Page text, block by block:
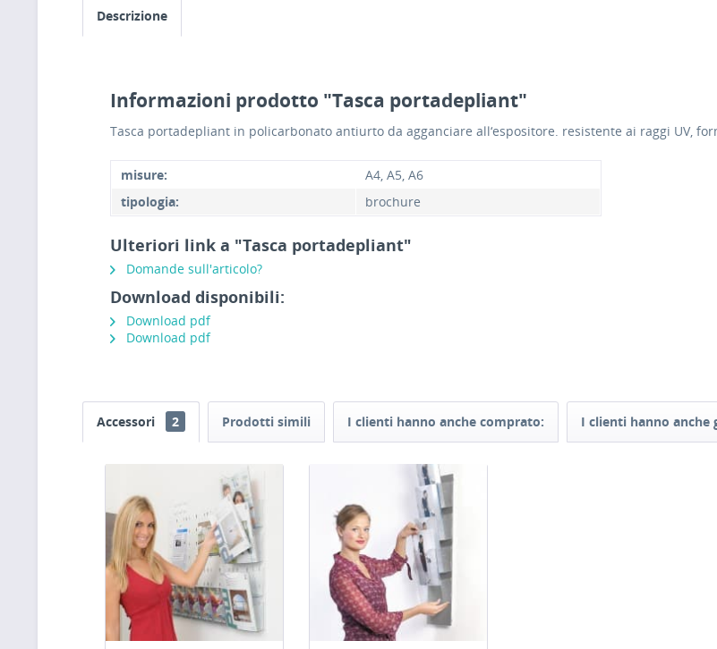
Descrizione
Informazioni prodotto "Tasca portadepliant"
Tasca portadepliant in policarbonato antiurto da agganciare all‘espositore. resistente ai raggi UV,
misure:
A4, A5, A6
tipologia:
brochure
Ulteriori link a "Tasca portadepliant"
Domande sull'articolo?
Download disponibili:
Download pdf
Download pdf
Accessori 2 Prodotti simili I clienti hanno anche comprato: I clienti hanno anche